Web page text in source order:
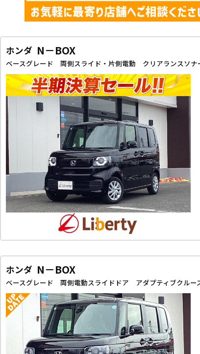
ホンダ N－BOX
ホンダ N－BOX